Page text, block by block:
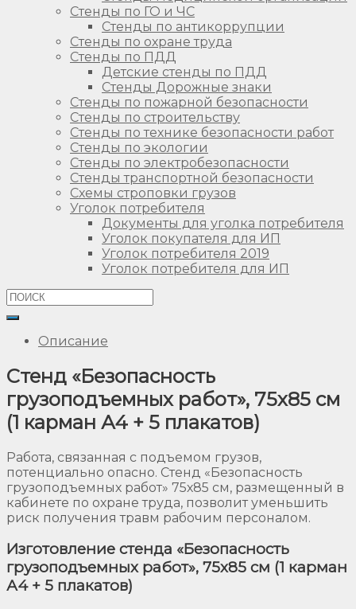
Стенды по ГО и ЧС
Стенды по антикоррупции
Стенды по охране труда
Стенды по ПДД
Детские стенды по ПДД
Стенды Дорожные знаки
Стенды по пожарной безопасности
Стенды по строительству
Стенды по технике безопасности работ
Стенды по экологии
Стенды по электробезопасности
Стенды транспортной безопасности
Схемы строповки грузов
Уголок потребителя
Документы для уголка потребителя
Уголок покупателя для ИП
Уголок потребителя 2019
Уголок потребителя для ИП
Описание
Стенд «Безопасность
грузоподъемных работ», 75х85 см
(1 карман А4 + 5 плакатов)
Работа, связанная с подъемом грузов,
потенциально опасно. Стенд «Безопасность
грузоподъемных работ» 75х85 см, размещенный в
кабинете по охране труда, позволит уменьшить
риск получения травм рабочим персоналом.
Изготовление стенда «Безопасность
грузоподъемных работ», 75х85 см (1 карман
А4 + 5 плакатов)